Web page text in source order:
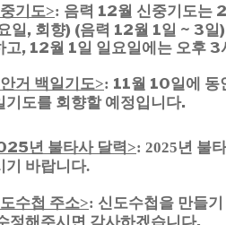
기도>: 음력 12월 신중기도는
일, 회향) (음력 12월 1일 ~ 3일
고, 12월 1일 일요일에는 오후 3
거 백일기도>: 11월 10일에 동
기도를 회향할 예정입니다.
년 불타사 달력>: 2025년 불
기 바랍니다.
수첩 주소>: 신도수첩을 만들